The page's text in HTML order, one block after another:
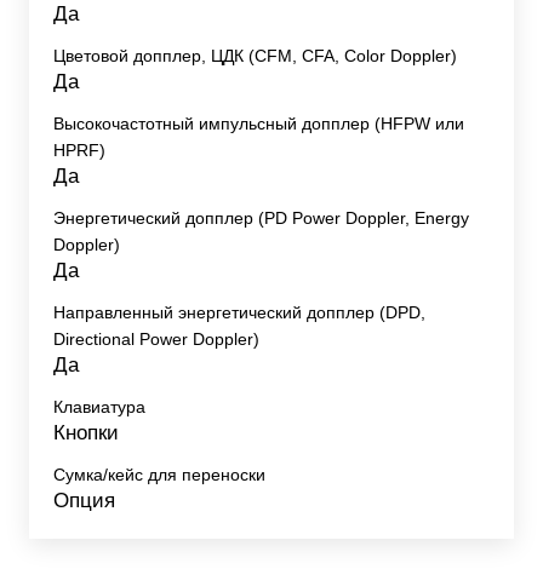
Да
Цветовой допплер, ЦДК (CFM, CFA, Color Doppler)
Да
Высокочастотный импульсный допплер (HFPW или
HPRF)
Да
Энергетический допплер (PD Power Doppler, Energy
Doppler)
Да
Направленный энергетический допплер (DPD,
Directional Power Doppler)
Да
Клавиатура
Кнопки
Сумка/кейс для переноски
Опция